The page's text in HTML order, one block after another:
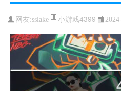
网友:sslake 小游戏4399